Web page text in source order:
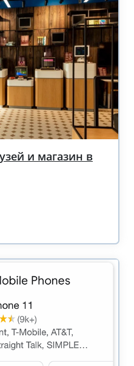
и магазин в